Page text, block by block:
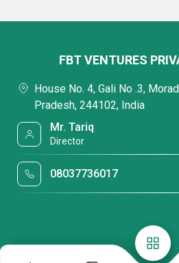
FBT VENTURES
House No. 4, Gali No .3,
Pradesh, 244102, India
Mr. Tariq
Director
08037736017